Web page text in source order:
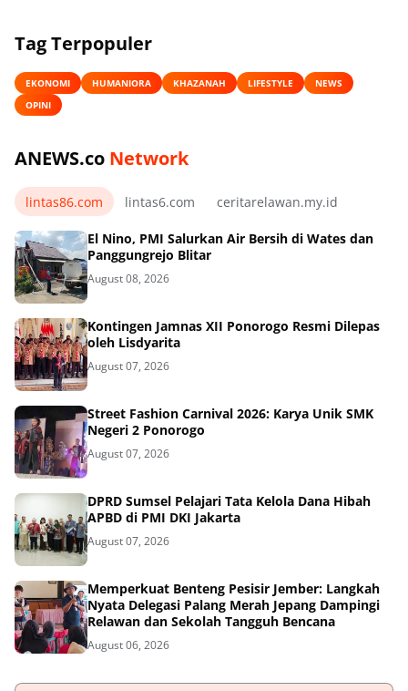
Tag Terpopuler
EKONOMI HUMANIORA KHAZANAH LIFESTYLE
NEWS
OPINI
ANEWS.co Network
lintas86.com lintas6.com ceritarelawan.my.id
El Nino, PMI Salurkan Air Bersih di Wates dan
Panggungrejo Blitar
August 08, 2026
Kontingen Jamnas XII Ponorogo Resmi Dilepas
oleh Lisdyarita
August 07, 2026
Street Fashion Carnival 2026: Karya Unik SMK
Negeri 2 Ponorogo
August 07, 2026
DPRD Sumsel Pelajari Tata Kelola Dana Hibah
APBD di PMI DKI Jakarta
August 07, 2026
Memperkuat Benteng Pesisir Jember: Langkah
Nyata Delegasi Palang Merah Jepang Dampingi
Relawan dan Sekolah Tangguh Bencana
August 06, 2026